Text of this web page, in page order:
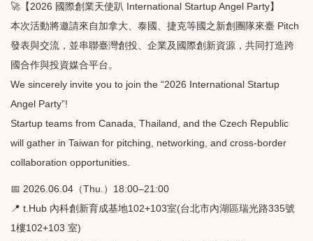
🚀【2026 國際創業天使趴 International Startup Angel Party】
本次活動將邀請來自加拿大、泰國、捷克等國之新創團隊來臺 Pitch
發表與交流，並串聯臺灣創投、企業及國際創新資源，共同打造跨
國合作與投資媒合平台。
We sincerely invite you to join the “2026 International Startup
Angel Party”!
Startup teams from Canada, Thailand, and the Czech Republic
will gather in Taiwan for pitching, networking, and cross-border
collaboration opportunities.
📅 2026.06.04（Thu.）18:00–21:00
📍 t.Hub 內科創新育成基地102+103室(台北市內湖區瑞光路335號
1樓102+103 室)